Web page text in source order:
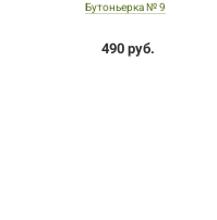
Бутоньерка № 9
490 руб.